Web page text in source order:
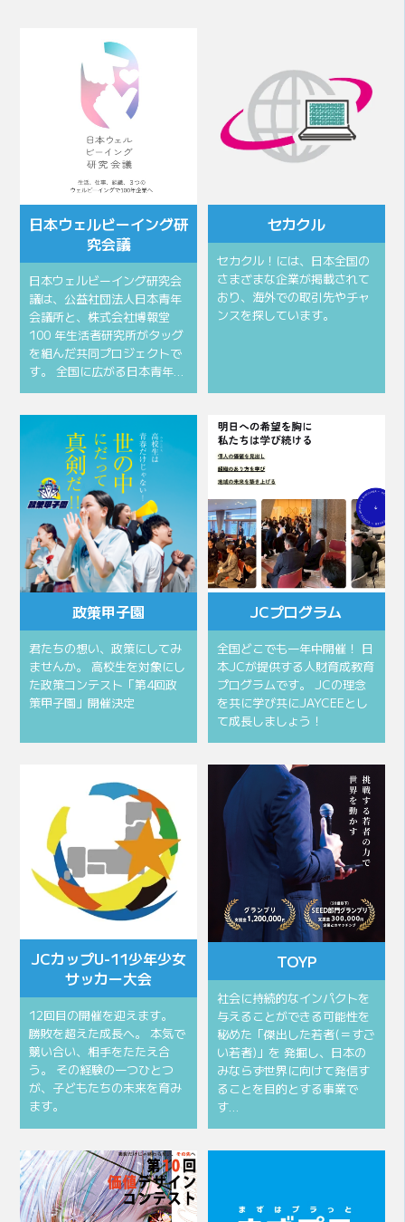
会頭挨拶
⽇本ウェルビーイング研
究会議
⽇本ウェルビーイング研究会
議は、公益社団法⼈⽇本⻘年
会議所と、株式会社博報堂
100 年⽣活者研究所がタッグ
を組んだ共同プロジェクトで
す。 全国に広がる⽇本⻘年…
セカクル
セカクル！には、日本全国の
さまざまな企業が掲載されて
おり、海外での取引先やチャ
ンスを探しています。
政策甲子園
君たちの想い、政策にしてみ
ませんか。 高校生を対象にし
た政策コンテスト「第4回政
策甲子園」開催決定
JCプログラム
全国どこでも一年中開催！ 日
本JCが提供する人財育成教育
プログラムです。 JCの理念
を共に学び共にJAYCEEとし
て成長しましょう！
JCカップU-11少年少女
サッカー大会
12回目の開催を迎えます。
勝敗を超えた成長へ。 本気で
競い合い、相手をたたえ合
う。 その経験の一つひとつ
が、子どもたちの未来を育み
ます。
TOYP
社会に持続的なインパクトを
与えることができる可能性を
秘めた「傑出した若者(＝すご
い若者)」を 発掘し、日本の
みならず世界に向けて発信す
ることを目的とする事業で
す…